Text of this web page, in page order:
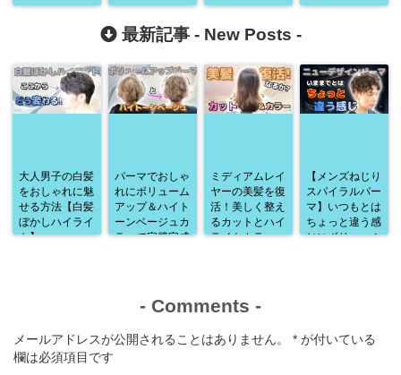
最新記事 - New Posts -
大人男子の白髪
をおしゃれに魅
せる方法【白髪
ぼかしハイライ
ト】
パーマでおしゃ
れにボリューム
アップ＆ハイト
ーンベージュカ
ラーで完璧完成
ミディアムレイ
ヤーの美髪を復
活！美しく整え
るカットとハイ
ライトカラー
【メンズねじり
スパイラルパー
マ】いつもとは
ちょっと違う感
じにボリューム
- Comments -
メールアドレスが公開されることはありません。 * が付いている
欄は必須項目です